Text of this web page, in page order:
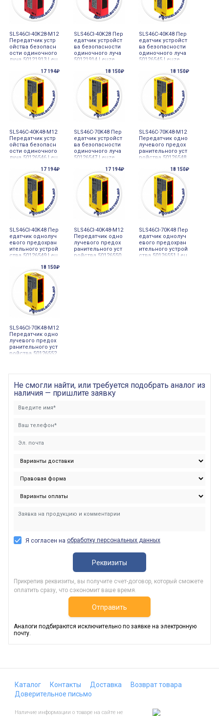
SLS46CI-40K28-M12
Передатчик устр
ойства безопасн
ости одиночного
луча 50121913 Leu
SLS46CI-40K28 Пер
едатчик устройст
ва безопасности
одиночного луча
50121914 Leuze
SLS46C-40K48 Пер
едатчик устройст
ва безопасности
одиночного луча
50126545 Leuze
17 194₽
SLS46C-40K48-M12
Передатчик устр
ойства безопасн
ости одиночного
луча 50126546 Leu
18 150₽
SLS46C-70K48 Пер
едатчик устройст
ва безопасности
одиночного луча
50126547 Leuze
18 150₽
SLS46C-70K48-M12
Передатчик одно
лучевого предох
ранительного уст
ройства 50126548
17 194₽
SLS46CI-40K48 Пер
едатчик однолуч
евого предохран
ительного устрой
ства 50126549 Leu
17 194₽
SLS46CI-40K48-M12
Передатчик одно
лучевого предох
ранительного уст
ройства 50126550
18 150₽
SLS46CI-70K48 Пер
едатчик однолуч
евого предохран
ительного устрой
ства 50126551 Leu
18 150₽
SLS46CI-70K48-M12
Передатчик одно
лучевого предох
ранительного уст
ройства 50126552
Не смогли найти, или требуется подобрать аналог из
наличия — пришлите заявку
Я согласен на обработку персональных данных
Реквизиты
Прикрепив реквизиты, вы получите счет-договор, который сможете
оплатить сразу, что сэкономит ваше время.
Отправить
Аналоги подбираются исключительно по заявке на электронную
почту.
Каталог Контакты Доставка
Возврат товара
Доверительное письмо
Наличие информации о товаре на сайте не